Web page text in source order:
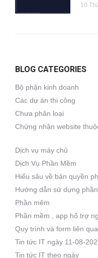
10
BLOG CATEGORIES
Bộ phận kinh doanh
Các dự án thi công
Chưa phân loại
Chứng nhận website
Dịch vụ máy chủ
Dịch Vụ Phần Mềm
Hiểu sâu về bản quyền
Hướng dẫn sử dựng
Phần mêm
Phần mềm , app hổ trợ
Quy trình và form liên
Tin tức IT ngày 11-08-
Tin tức IT theo ngày